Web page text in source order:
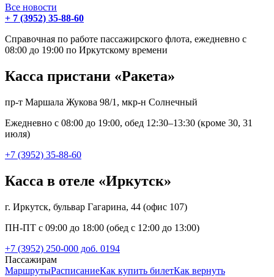
Все новости
+ 7 (3952) 35-88-60
Справочная по работе пассажирского флота, ежедневно с
08:00 до 19:00 по Иркутскому времени
Касса пристани «Ракета»
пр-т Маршала Жукова 98/1, мкр-н Солнечный
Ежедневно с 08:00 до 19:00, обед 12:30–13:30 (кроме 30, 31
июля)
+7 (3952) 35-88-60
Касса в отеле «Иркутск»
г. Иркутск, бульвар Гагарина, 44 (офис 107)
ПН-ПТ с 09:00 до 18:00 (обед с 12:00 до 13:00)
+7 (3952) 250-000 доб. 0194
Пассажирам
МаршрутыРасписаниеКак купить билетКак вернуть